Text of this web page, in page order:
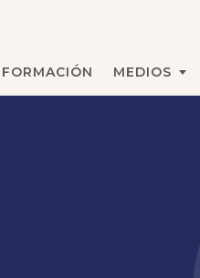
FORMACIÓN MEDIOS